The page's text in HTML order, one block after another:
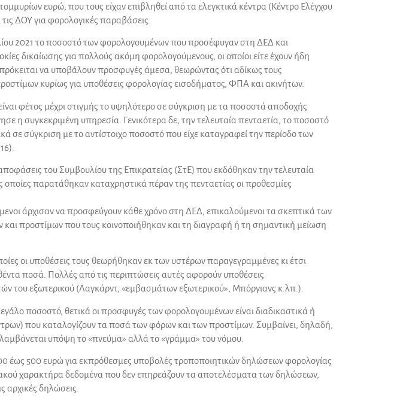
ευρώ, που τους είχαν επιβληθεί από τα ελεγκτικά κέντρα (Κέντρο Ελέγχου
ΔΟΥ για φορολογικές παραβάσεις.
2021 το ποσοστό των φορολογουμένων που προσέφυγαν στη ΔΕΔ και
δικαίωσης για πολλούς ακόμη φορολογούμενους, οι οποίοι είτε έχουν ήδη
να υποβάλουν προσφυγές άμεσα, θεωρώντας ότι αδίκως τους
κυρίως για υποθέσεις φορολογίας εισοδήματος, ΦΠΑ και ακινήτων.
φέτος μέχρι στιγμής το υψηλότερο σε σύγκριση με τα ποσοστά αποδοχής
η συγκεκριμένη υπηρεσία. Γενικότερα δε, την τελευταία πενταετία, το ποσοστό
σύγκριση με το αντίστοιχο ποσοστό που είχε καταγραφεί την περίοδο των
του Συμβουλίου της Επικρατείας (ΣτΕ) που εκδόθηκαν την τελευταία
οποίες παρατάθηκαν καταχρηστικά πέραν της πενταετίας οι προθεσμίες
άρχισαν να προσφεύγουν κάθε χρόνο στη ΔΕΔ, επικαλούμενοι τα σκεπτικά των
προστίμων που τους κοινοποιήθηκαν και τη διαγραφή ή τη σημαντική μείωση
οι υποθέσεις τους θεωρήθηκαν εκ των υστέρων παραγεγραμμένες κι έτσι
ποσά. Πολλές από τις περιπτώσεις αυτές αφορούν υποθέσεις
του εξωτερικού (Λαγκάρντ, «εμβασμάτων εξωτερικού», Μπόργιανς κ.λπ.).
ποσοστό, θετικά οι προσφυγές των φορολογουμένων είναι διαδικαστικά ή
που καταλογίζουν τα ποσά των φόρων και των προστίμων. Συμβαίνει, δηλαδή,
υπόψη το «πνεύμα» αλλά το «γράμμα» του νόμου.
έως 500 ευρώ για εκπρόθεσμες υποβολές τροποποιητικών δηλώσεων φορολογίας
χαρακτήρα δεδομένα που δεν επηρεάζουν τα αποτελέσματα των δηλώσεων,
δηλώσεις.